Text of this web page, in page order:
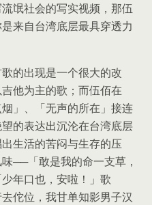
氓社会的写实视频，那伍
来自台湾底层最具穿透力
的出现是一个很大的改
他为主的歌；而伍佰在
」、「无声的所在」接连
的表达出沉沦在台湾底层
生活的苦闷与生存的压
──「敢是我的命一支草，
年口也，安啦！」歌
佗位，我甘单知影男子汉